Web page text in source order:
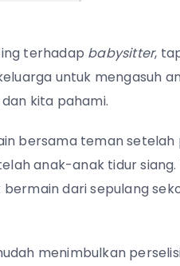
terhadap babysitter,
untuk mengasuh
kita pahami.
bersama teman setelah
anak-anak tidur
dari sepulang
menimbulkan